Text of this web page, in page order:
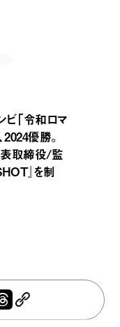
ビ「令和ロマ
2024優勝。
取締役/監
』を制